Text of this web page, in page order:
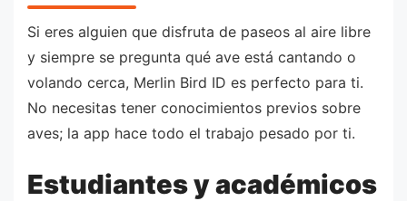
Si eres alguien que disfruta de paseos al aire libre
y siempre se pregunta qué ave está cantando o
volando cerca, Merlin Bird ID es perfecto para ti.
No necesitas tener conocimientos previos sobre
aves; la app hace todo el trabajo pesado por ti.
Estudiantes y académicos